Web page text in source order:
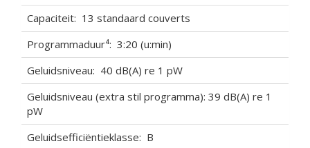
Capaciteit: 13 standaard couverts
Programmaduur⁴: 3:20 (u:min)
Geluidsniveau: 40 dB(A) re 1 pW
Geluidsniveau (extra stil programma): 39 dB(A) re 1
pW
Geluidsefficiëntieklasse: B